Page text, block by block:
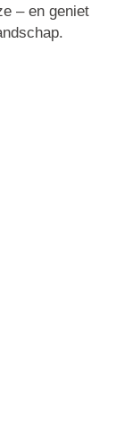
– en geniet